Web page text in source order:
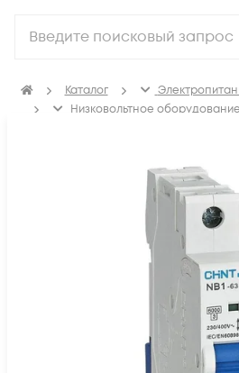
Каталог
Низковольтное оборудование